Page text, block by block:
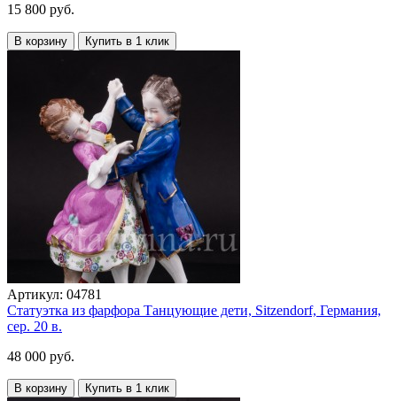
15 800 руб.
В корзину Купить в 1 клик
Артикул: 04781
Статуэтка из фарфора Танцующие дети, Sitzendorf, Германия,
сер. 20 в.
48 000 руб.
В корзину Купить в 1 клик